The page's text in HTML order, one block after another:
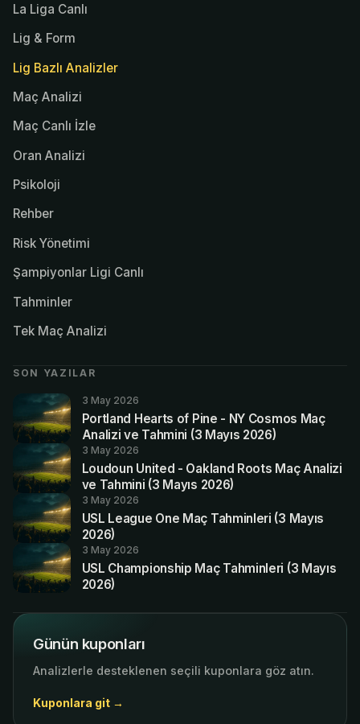
La Liga Canlı
Lig & Form
Lig Bazlı Analizler
Maç Analizi
Maç Canlı İzle
Oran Analizi
Psikoloji
Rehber
Risk Yönetimi
Şampiyonlar Ligi Canlı
Tahminler
Tek Maç Analizi
SON YAZILAR
3 May 2026
Portland Hearts of Pine - NY Cosmos Maç
Analizi ve Tahmini (3 Mayıs 2026)
3 May 2026
Loudoun United - Oakland Roots Maç Analizi
ve Tahmini (3 Mayıs 2026)
3 May 2026
USL League One Maç Tahminleri (3 Mayıs
2026)
3 May 2026
USL Championship Maç Tahminleri (3 Mayıs
2026)
Günün kuponları
Analizlerle desteklenen seçili kuponlara göz atın.
Kuponlara git →